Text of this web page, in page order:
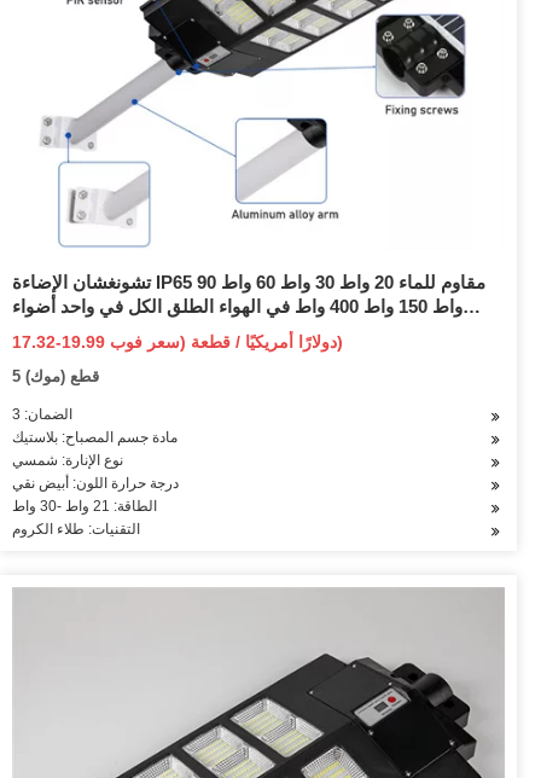
تشونغشان الإضاءة IP65 مقاوم للماء 20 واط 30 واط 60 واط 90
واط 150 واط 400 واط في الهواء الطلق الكل في واحد أضواء
الشوارع الشمسية LED المتكاملة لمصباح طريق المدينة الصغيرة
17.32-19.99 دولارًا أمريكيًا / قطعة (سعر فوب)
5 قطع (موك)
الضمان: 3
مادة جسم المصباح: بلاستيك
نوع الإنارة: شمسي
درجة حرارة اللون: أبيض نقي
الطاقة: 21 واط -30 واط
التقنيات: طلاء الكروم